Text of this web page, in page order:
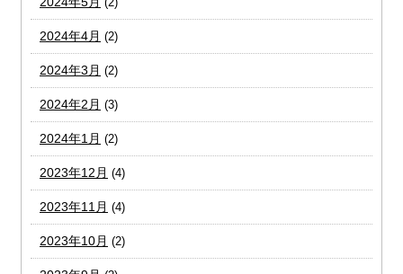
2024年4月 (2)
2024年3月 (2)
2024年2月 (3)
2024年1月 (2)
2023年12月 (4)
2023年11月 (4)
2023年10月 (2)